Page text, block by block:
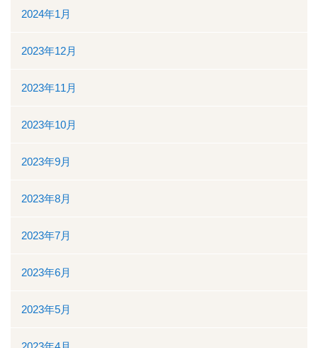
2024年1月
2023年12月
2023年11月
2023年10月
2023年9月
2023年8月
2023年7月
2023年6月
2023年5月